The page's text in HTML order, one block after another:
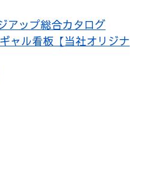
アップ総合カタログ
ギャル看板【当社オリジナ